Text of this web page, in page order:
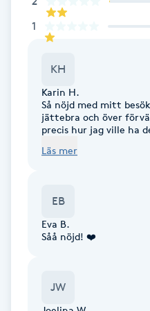
Fotsvamp
Fransar
Fransborttagning
Fransförlängning
Fransförlängning
Fransförlängning Volym
1
KH
Karin H.
Så nöjd med mitt
jättebra och över
precis hur jag ville ha
Läs mer
EB
Eva B.
Såå nöjd! ❤️
JW